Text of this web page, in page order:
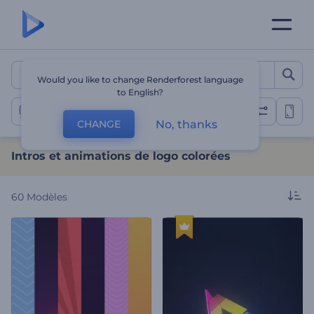
Intros et animations de
Animations de logo colorées
Intros et animations de logo colorées
60 Modèles
Would you like to change Renderforest language
to English?
CHANGE No, thanks